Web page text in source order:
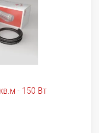
- 150 Вт